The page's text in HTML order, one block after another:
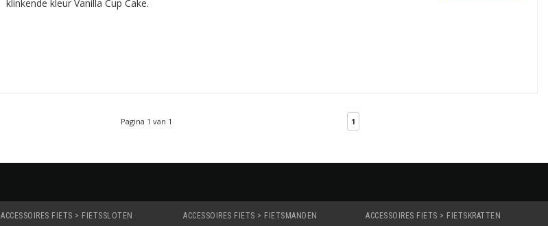
klinkende kleur Vanilla Cup Cake.
Pagina 1 van 1 1
ACCESSOIRES FIETS > FIETSSLOTEN ACCESSOIRES FIETS > FIETSMANDEN ACCESSOIRES FIETS > FIETSKRATTEN